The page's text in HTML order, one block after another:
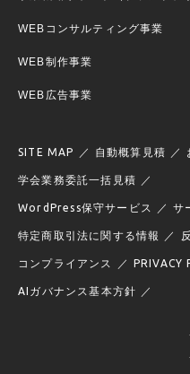
WEBコンサルティング事業
WEB制作事業
WEB広告事業
SITE MAP 自動概算見積
学会業務委託一括見積
WordPress保守サービス サ
特定商取引法に関する情報
コンプライアンス PRIVACY
AIガバナンス基本方針